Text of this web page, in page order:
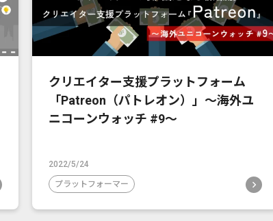
クリエイター支援プラットフォーム
「Patreon（パトレオン）」〜海外ユ
ニコーンウォッチ #9〜
2022/5/24
プラットフォーマー